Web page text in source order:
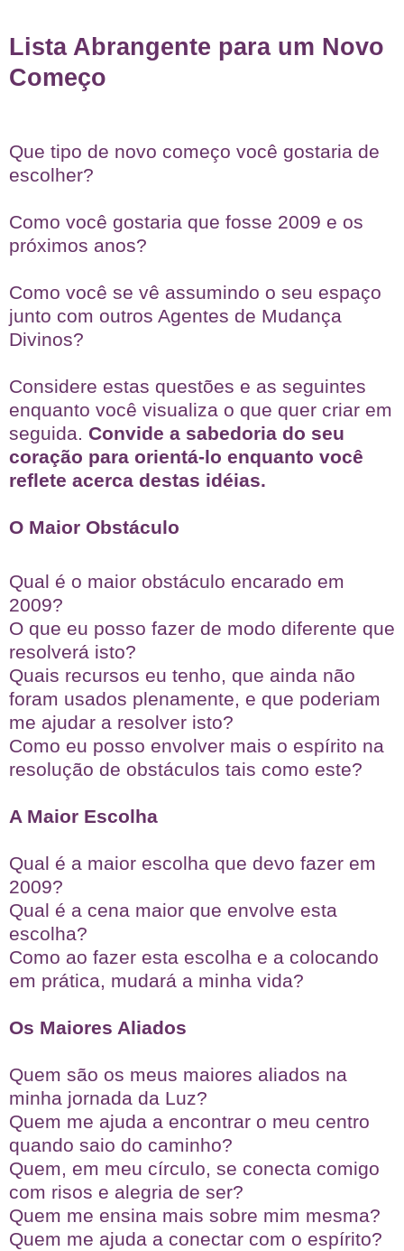
Lista Abrangente para um Novo
Começo
Que tipo de novo começo você gostaria de
escolher?
Como você gostaria que fosse 2009 e os
próximos anos?
Como você se vê assumindo o seu espaço
junto com outros Agentes de Mudança
Divinos?
Considere estas questões e as seguintes
enquanto você visualiza o que quer criar em
seguida. Convide a sabedoria do seu
coração para orientá-lo enquanto você
reflete acerca destas idéias.
O Maior Obstáculo
Qual é o maior obstáculo encarado em
2009?
O que eu posso fazer de modo diferente que
resolverá isto?
Quais recursos eu tenho, que ainda não
foram usados plenamente, e que poderiam
me ajudar a resolver isto?
Como eu posso envolver mais o espírito na
resolução de obstáculos tais como este?
A Maior Escolha
Qual é a maior escolha que devo fazer em
2009?
Qual é a cena maior que envolve esta
escolha?
Como ao fazer esta escolha e a colocando
em prática, mudará a minha vida?
Os Maiores Aliados
Quem são os meus maiores aliados na
minha jornada da Luz?
Quem me ajuda a encontrar o meu centro
quando saio do caminho?
Quem, em meu círculo, se conecta comigo
com risos e alegria de ser?
Quem me ensina mais sobre mim mesma?
Quem me ajuda a conectar com o espírito?